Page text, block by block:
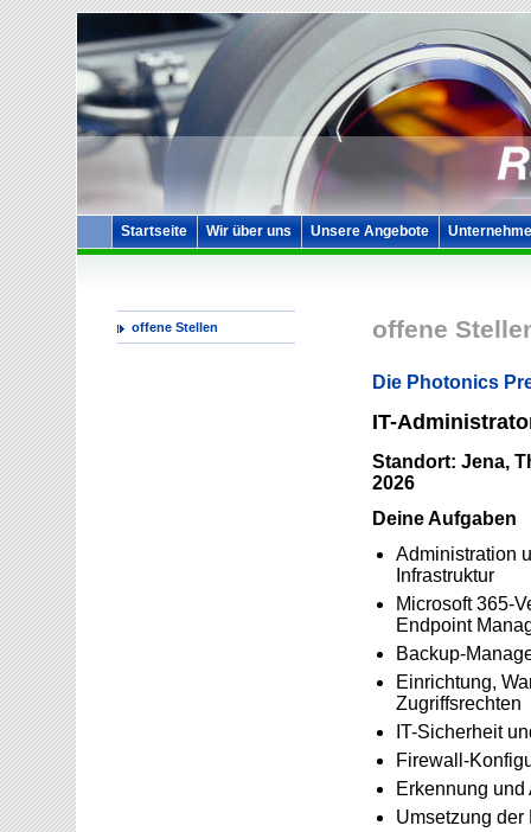
Startseite Wir über uns Unsere Angebote
offene Stellen offene
Die Photonics
IT-
Standort: Jena,
2026
Deine Aufgaben
Administration
Infrastruktur
Microsoft 365-
Endpoint
Backup-
Einrichtung,
Zugriffsrechten
IT-Sicherheit
Firewall-
Erkennung
Umsetzung